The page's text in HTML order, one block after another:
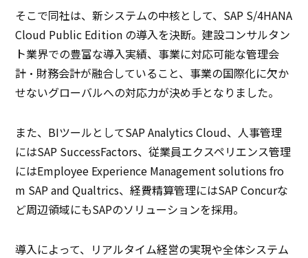
そこで同社は、新システムの中核として、SAP S/4HANA
Cloud Public Edition の導入を決断。建設コンサルタン
ト業界での豊富な導入実績、事業に対応可能な管理会
計・財務会計が融合していること、事業の国際化に欠か
せないグローバルへの対応力が決め手となりました。
また、BIツールとしてSAP Analytics Cloud、人事管理
にはSAP SuccessFactors、従業員エクスペリエンス管理
にはEmployee Experience Management solutions fro
m SAP and Qualtrics、経費精算管理にはSAP Concurな
ど周辺領域にもSAPのソリューションを採用。
導入によって、リアルタイム経営の実現や全体システム